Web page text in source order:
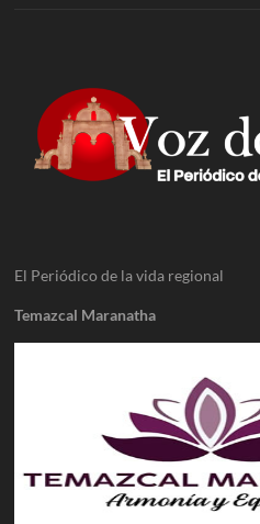
El Periódico de la vida regional
Temazcal Maranatha